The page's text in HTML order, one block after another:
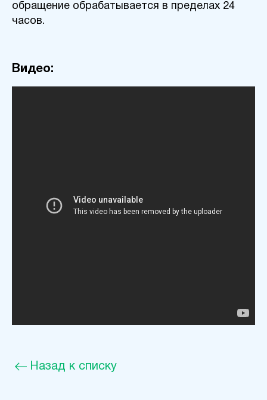
обращение обрабатывается в пределах 24
часов.
Видео:
Назад к списку